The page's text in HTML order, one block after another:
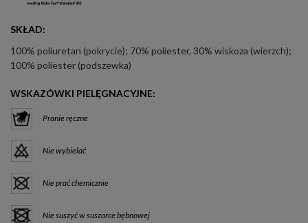
SKŁAD:
100% poliuretan (pokrycie); 70% poliester, 30% wiskoza (wierzch);
100% poliester (podszewka)
WSKAZÓWKI PIELĘGNACYJNE:
Pranie ręczne
Nie wybielać
Nie prać chemicznie
Nie suszyć w suszarce bębnowej